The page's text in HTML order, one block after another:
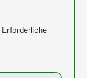
Erforderliche